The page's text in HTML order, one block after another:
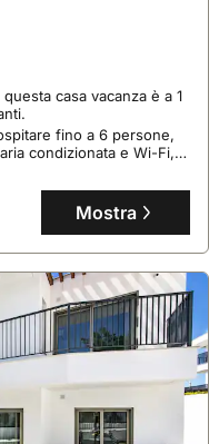
casa vacanza è a 1
fino a 6 persone,
condizionata e Wi-Fi,
Mostra